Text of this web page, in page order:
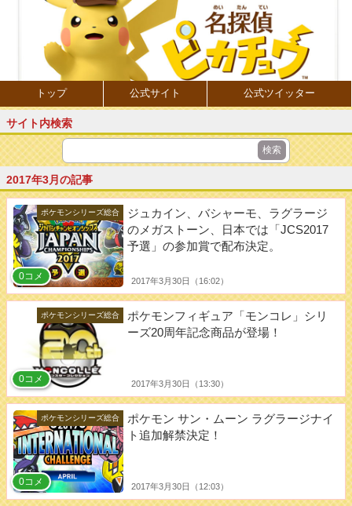
トップ 公式サイト 公式ツイッター
サイト内検索
2017年3月の記事
ポケモンシリーズ総合
ジュカイン、バシャーモ、ラグラージ
のメガストーン、日本では「JCS2017
予選」の参加賞で配布決定。
2017年3月30日（16:02）
0コメ
ポケモンシリーズ総合
ポケモンフィギュア「モンコレ」シリ
ーズ20周年記念商品が登場！
2017年3月30日（13:30）
0コメ
ポケモンシリーズ総合
ポケモン サン・ムーン ラグラージナイ
ト追加解禁決定！
2017年3月30日（12:03）
0コメ